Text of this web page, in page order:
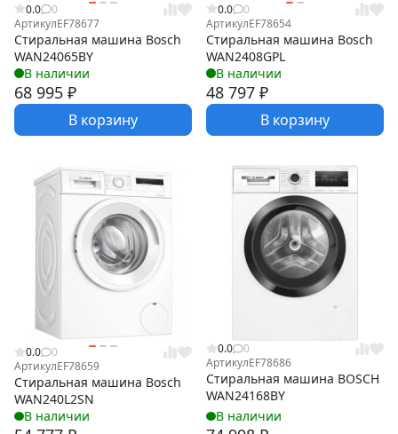
0.0
0
АртикулEF78677
Стиральная машина Bosch
WAN24065BY
В наличии
68 995 ₽
В корзину
0.0
0
АртикулEF78654
Стиральная машина Bosch
WAN2408GPL
В наличии
48 797 ₽
В корзину
0.0
0
АртикулEF78659
Стиральная машина Bosch
WAN240L2SN
В наличии
0.0
0
АртикулEF78686
Стиральная машина BOSCH
WAN24168BY
В наличии